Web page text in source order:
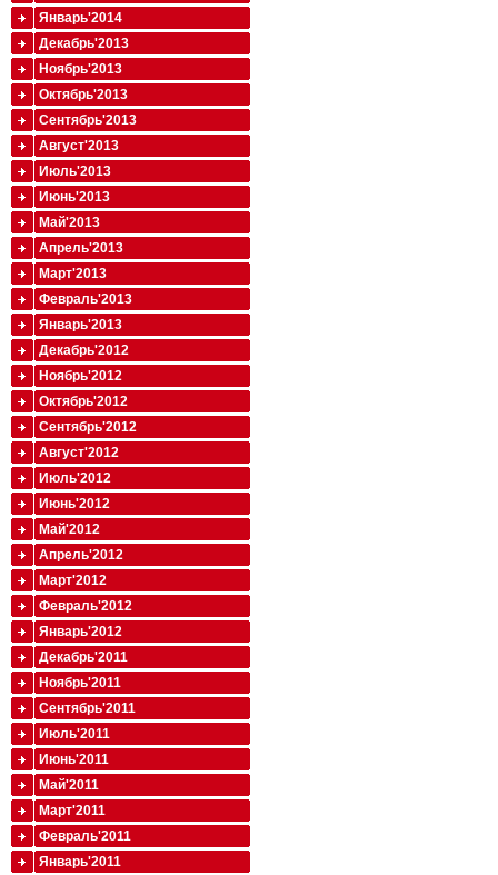
Январь'2014
Декабрь'2013
Ноябрь'2013
Октябрь'2013
Сентябрь'2013
Август'2013
Июль'2013
Июнь'2013
Май'2013
Апрель'2013
Март'2013
Февраль'2013
Январь'2013
Декабрь'2012
Ноябрь'2012
Октябрь'2012
Сентябрь'2012
Август'2012
Июль'2012
Июнь'2012
Май'2012
Апрель'2012
Март'2012
Февраль'2012
Январь'2012
Декабрь'2011
Ноябрь'2011
Сентябрь'2011
Июль'2011
Июнь'2011
Май'2011
Март'2011
Февраль'2011
Январь'2011